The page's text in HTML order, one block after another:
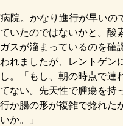
院。かなり進行が早いの
いたのではないかと。酸
スが溜まっているのを確
れましたが、レントゲン
。「もし、朝の時点で連
ない。先天性で腫瘍を持
か腸の形が複雑で捻れた
か。」